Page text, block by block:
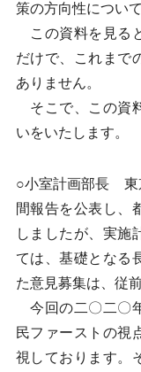
策の方向性につい
この資料を見る
だけで、これまで
ありません。
そこで、この資
いをいたします。
○小室計画部長 東
間報告を公表し、
しましたが、実施
ては、基礎となる
た意見募集は、従
今回の二〇二〇
民ファーストの視
視しております。